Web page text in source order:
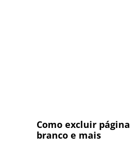
Como excluir
branco e mais